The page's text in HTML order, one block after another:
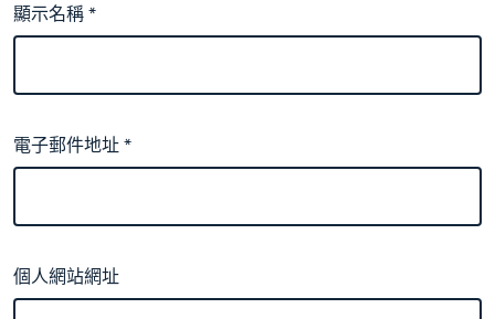
顯示名稱*
電子郵件地址*
個人網站網址